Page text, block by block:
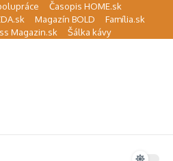
Časopis HOME.sk
Magazín BOLD
Família.sk
Magazin.sk Šálka kávy